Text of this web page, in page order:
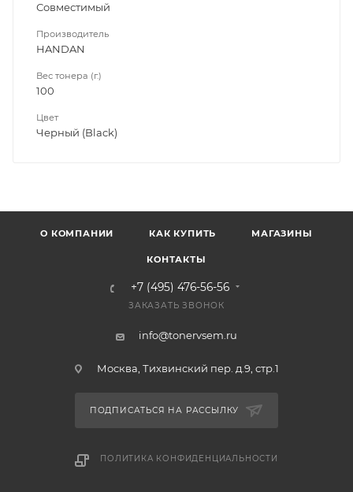
Совместимый
Производитель
HANDAN
Вес тонера (г.)
100
Цвет
Черный (Black)
О КОМПАНИИ КАК КУПИТЬ МАГАЗИНЫ
КОНТАКТЫ
+7 (495) 476-56-56
ЗАКАЗАТЬ ЗВОНОК
info@tonervsem.ru
Москва, Тихвинский пер. д.9, стр.1
ПОДПИСАТЬСЯ НА РАССЫЛКУ
ПОЛИТИКА КОНФИДЕНЦИАЛЬНОСТИ